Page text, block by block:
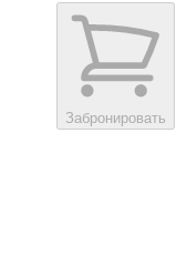
Забронировать